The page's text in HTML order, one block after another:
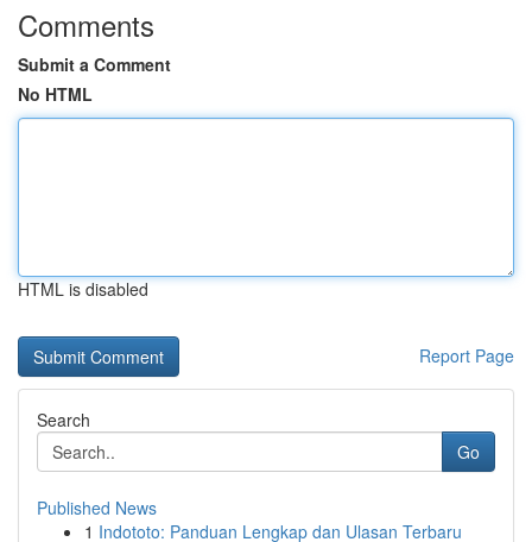
Comments
Submit a Comment
No HTML
HTML is disabled
Report Page
Search
Go
Published News
1 Indototo: Panduan Lengkap dan Ulasan Terbaru